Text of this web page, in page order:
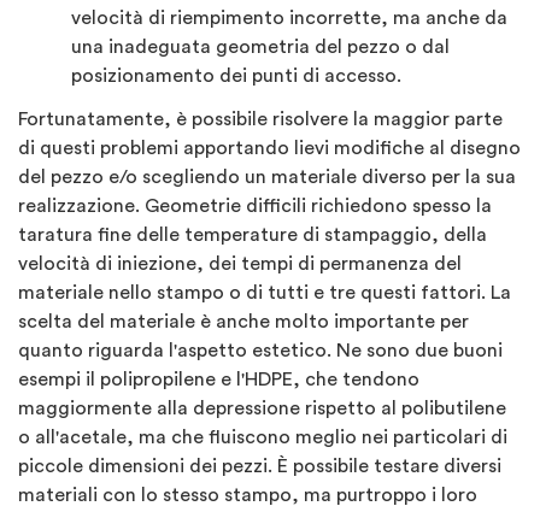
velocità di riempimento incorrette, ma anche da
una inadeguata geometria del pezzo o dal
posizionamento dei punti di accesso.
Fortunatamente, è possibile risolvere la maggior parte
di questi problemi apportando lievi modifiche al disegno
del pezzo e/o scegliendo un materiale diverso per la sua
realizzazione. Geometrie difficili richiedono spesso la
taratura fine delle temperature di stampaggio, della
velocità di iniezione, dei tempi di permanenza del
materiale nello stampo o di tutti e tre questi fattori. La
scelta del materiale è anche molto importante per
quanto riguarda l'aspetto estetico. Ne sono due buoni
esempi il polipropilene e l'HDPE, che tendono
maggiormente alla depressione rispetto al polibutilene
o all'acetale, ma che fluiscono meglio nei particolari di
piccole dimensioni dei pezzi. È possibile testare diversi
materiali con lo stesso stampo, ma purtroppo i loro